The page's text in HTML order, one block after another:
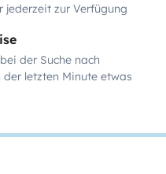
jederzeit zur Verfügung
der Suche nach
letzten Minute etwas